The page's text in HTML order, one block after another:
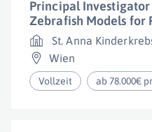
Principal
Zebrafish Models for
St. Anna
Wien
Vollzeit ab 78.000€